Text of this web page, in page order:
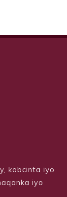
kobcinta iyo
iyo